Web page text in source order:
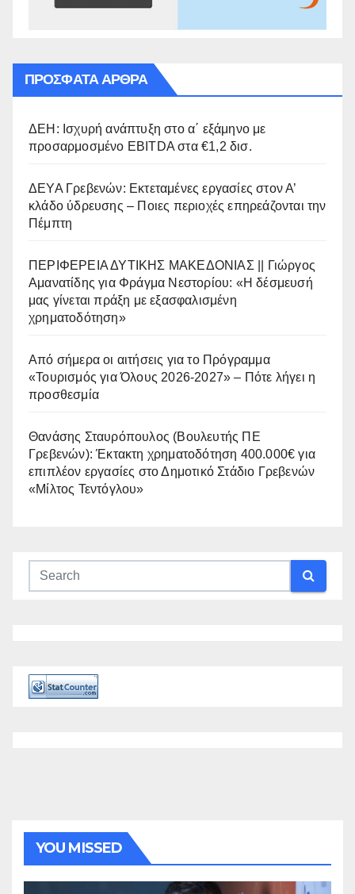
ΠΡΌΣΦΑΤΑ ΆΡΘΡΑ
ΔΕΗ: Ισχυρή ανάπτυξη στο α΄ εξάμηνο με
προσαρμοσμένο EBITDA στα €1,2 δισ.
ΔΕΥΑ Γρεβενών: Εκτεταμένες εργασίες στον Α’
κλάδο ύδρευσης – Ποιες περιοχές επηρεάζονται την
Πέμπτη
ΠΕΡΙΦΕΡΕΙΑ ΔΥΤΙΚΗΣ ΜΑΚΕΔΟΝΙΑΣ || Γιώργος
Αμανατίδης για Φράγμα Νεστορίου: «Η δέσμευσή
μας γίνεται πράξη με εξασφαλισμένη
χρηματοδότηση»
Από σήμερα οι αιτήσεις για το Πρόγραμμα
«Τουρισμός για Όλους 2026-2027» – Πότε λήγει η
προσθεσμία
Θανάσης Σταυρόπουλος (Βουλευτής ΠΕ
Γρεβενών): Έκτακτη χρηματοδότηση 400.000€ για
επιπλέον εργασίες στο Δημοτικό Στάδιο Γρεβενών
«Μίλτος Τεντόγλου»
YOU MISSED